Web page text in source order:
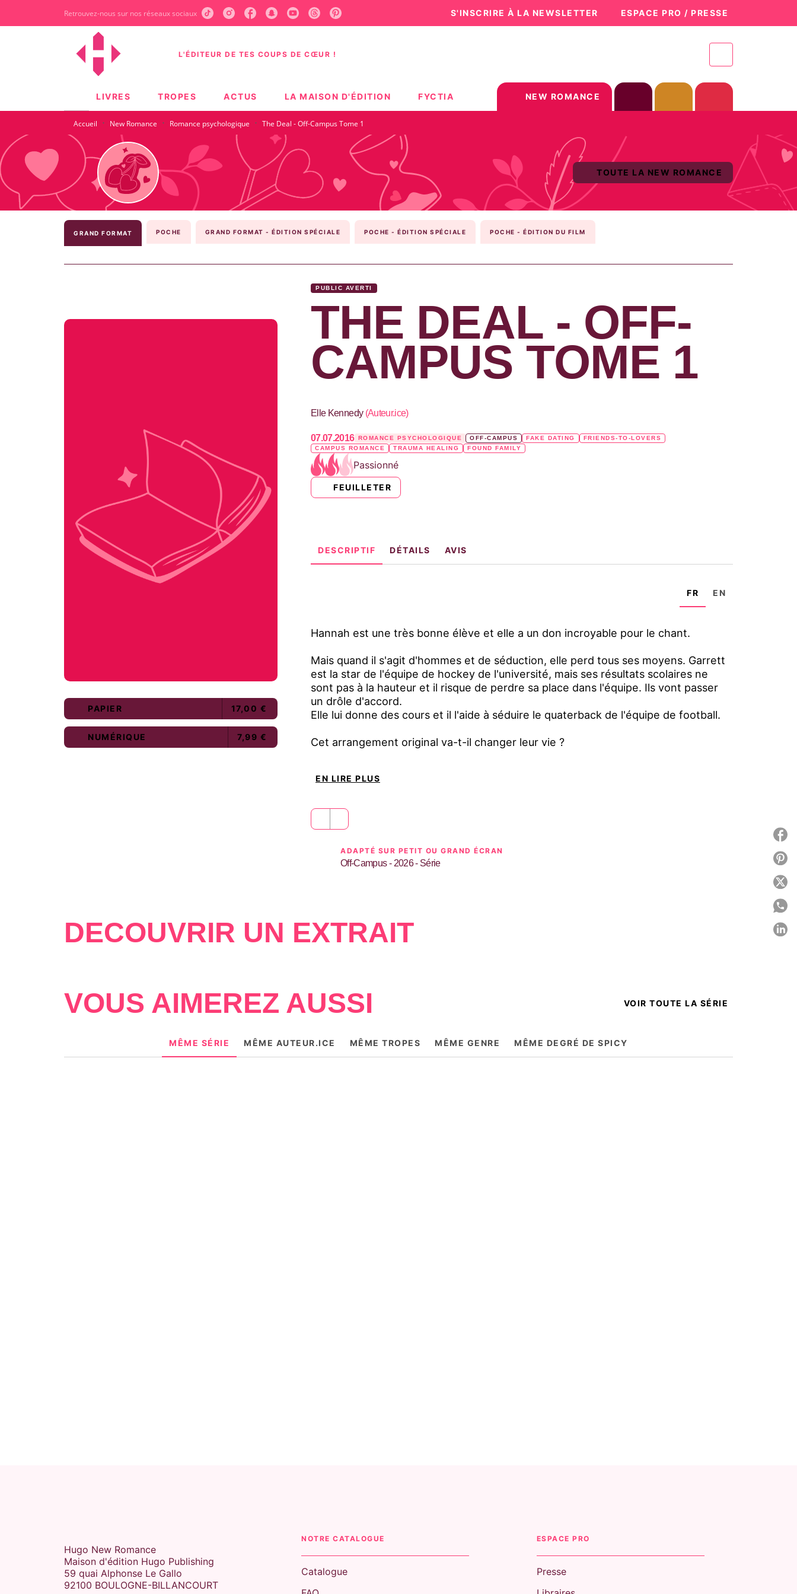
CONTENU PIED DE PAGE
Retrouvez-nous sur nos réseaux sociaux S'INSCRIRE À LA NEWSLETTER ESPACE PRO / PRESSE
L'ÉDITEUR DE TES COUPS DE CŒUR !
LIVRES TROPES ACTUS LA MAISON D'ÉDITION FYCTIA NEW ROMANCE
Accueil · New Romance · Romance psychologique · The Deal - Off-Campus Tome 1
TOUTE LA NEW ROMANCE
GRAND FORMAT POCHE GRAND FORMAT - ÉDITION SPÉCIALE POCHE - ÉDITION SPÉCIALE POCHE - ÉDITION DU FILM
PAPIER 17,00 €
NUMÉRIQUE 7,99 €
PUBLIC AVERTI
THE DEAL - OFF-
CAMPUS TOME 1
Elle Kennedy(Auteur.ice)
07.07.2016 ROMANCE PSYCHOLOGIQUE OFF-CAMPUS FAKE DATING
FRIENDS-TO-LOVERS
CAMPUS ROMANCE
TRAUMA HEALING FOUND FAMILY
Passionné
FEUILLETER
DESCRIPTIF DÉTAILS AVIS
FR EN
Hannah est une très bonne élève et elle a un don incroyable pour le chant.
Mais quand il s'agit d'hommes et de séduction, elle perd tous ses moyens. Garrett
est la star de l'équipe de hockey de l'université, mais ses résultats scolaires ne
sont pas à la hauteur et il risque de perdre sa place dans l'équipe. Ils vont passer
un drôle d'accord.
Elle lui donne des cours et il l'aide à séduire le quaterback de l'équipe de football.
Cet arrangement original va-t-il changer leur vie ?
EN LIRE PLUS
ADAPTÉ SUR PETIT OU GRAND ÉCRAN
Off-Campus - 2026 - Série
DÉCOUVRIR UN EXTRAIT
VOUS AIMEREZ AUSSI VOIR TOUTE LA SÉRIE
MÊME SÉRIE MÊME AUTEUR.ICE MÊME TROPES MÊME GENRE MÊME DEGRÉ DE SPICY
Hugo New Romance
Maison d'édition Hugo Publishing
59 quai Alphonse Le Gallo
92100 BOULOGNE-BILLANCOURT
NOTRE CATALOGUE
Catalogue
ESPACE PRO
Presse